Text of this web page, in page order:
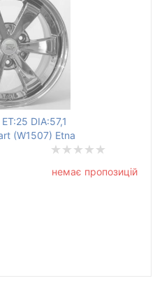
DIA:57,1
(W1507) Etna
немає пропозицій